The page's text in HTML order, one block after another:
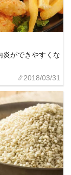
炎ができやすくな
2018/03/31